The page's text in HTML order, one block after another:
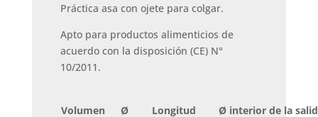
Práctica asa con ojete para colgar.
Apto para productos alimenticios de
acuerdo con la disposición (CE) N°
10/2011.
Volumen
Ø
Longitud
Ø interior de la